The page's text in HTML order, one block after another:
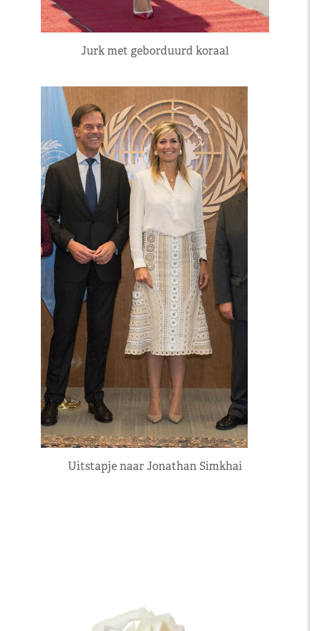
Jurk met geborduurd koraal
Uitstapje naar Jonathan Simkhai